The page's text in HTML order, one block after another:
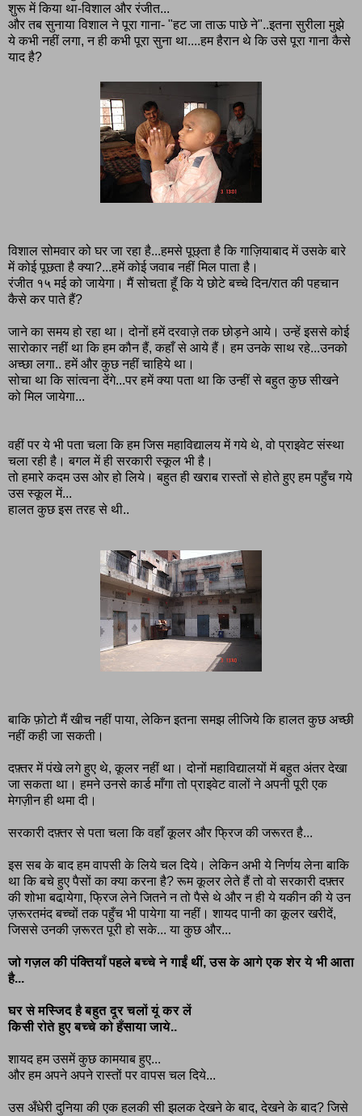
शुरू में किया था-विशाल और रंजीत...
और तब सुनाया विशाल ने पूरा गाना- "हट जा ताऊ पाछे ने"..इतना सुरीला मुझे
ये कभी नहीं लगा, न ही कभी पूरा सुना था....हम हैरान थे कि उसे पूरा गाना कैसे
याद है?
विशाल सोमवार को घर जा रहा है...हमसे पूछ्ता है कि गाज़ियाबाद में उसके बारे
में कोई पूछता है क्या?...हमें कोई जवाब नहीं मिल पाता है।
रंजीत १५ मई को जायेगा। मैं सोचता हूँ कि ये छोटे बच्चे दिन/रात की पहचान
कैसे कर पाते हैं?
जाने का समय हो रहा था। दोनों हमें दरवाज़े तक छोड़ने आये। उन्हें इससे कोई
सारोकार नहीं था कि हम कौन हैं, कहाँ से आये हैं। हम उनके साथ रहे...उनको
अच्छा लगा.. हमें और कुछ नहीं चाहिये था।
सोचा था कि सांत्वना देंगे...पर हमें क्या पता था कि उन्हीं से बहुत कुछ सीखने
को मिल जायेगा...
वहीं पर ये भी पता चला कि हम जिस महाविद्यालय में गये थे, वो प्राइवेट संस्था
चला रही है। बगल में ही सरकारी स्कूल भी है।
तो हमारे कदम उस ओर हो लिये। बहुत ही खराब रास्तों से होते हुए हम पहुँच गये
उस स्कूल में...
हालत कुछ इस तरह से थी..
बाकि फ़ोटो मैं खीच नहीं पाया, लेकिन इतना समझ लीजिये कि हालत कुछ अच्छी
नहीं कही जा सकती।
दफ़्तर में पंखे लगे हुए थे, कूलर नहीं था। दोनों महाविद्यालयों में बहुत अंतर देखा
जा सकता था। हमने उनसे कार्ड माँगा तो प्राइवेट वालों ने अपनी पूरी एक
मेगज़ीन ही थमा दी।
सरकारी दफ़्तर से पता चला कि वहाँ कूलर और फ्रिज की जरूरत है...
इस सब के बाद हम वापसी के लिये चल दिये। लेकिन अभी ये निर्णय लेना बाकि
था कि बचे हुए पैसों का क्या करना है? रूम कूलर लेते हैं तो वो सरकारी दफ़्तर
की शोभा बढा़येगा, फ्रिज लेने जितने न तो पैसे थे और न ही ये यकीन की ये उन
ज़रूरतमंद बच्चों तक पहुँच भी पायेगा या नहीं। शायद पानी का कूलर खरीदें,
जिससे उनकी ज़रूरत पूरी हो सके... या कुछ और...
जो गज़ल की पंक्तियाँ पहले बच्चे ने गाईं थीं, उस के आगे एक शेर ये भी आता
है...
घर से मस्जिद है बहुत दूर चलों यूं कर लें
किसी रोते हुए बच्चे को हँसाया जाये..
शायद हम उसमें कुछ कामयाब हुए...
और हम अपने अपने रास्तों पर वापस चल दिये...
उस अँधेरी दुनिया की एक हलकी सी झलक देखने के बाद, देखने के बाद? जिसे